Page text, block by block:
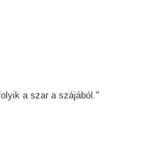
a szar a szájából."